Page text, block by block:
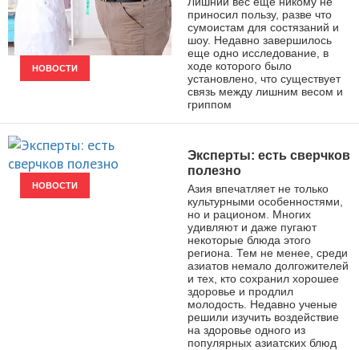
НОВОСТИ
приносил пользу, разве что
сумоистам для состязаний и
шоу. Недавно завершилось
еще одно исследование, в
ходе которого было
установлено, что существует
связь между лишним весом и
гриппом
НОВОСТИ
Эксперты: есть сверчков
полезно
Азия впечатляет не только
культурными особенностями,
но и рационом. Многих
удивляют и даже пугают
некоторые блюда этого
региона. Тем не менее, среди
азиатов немало долгожителей
и тех, кто сохранил хорошее
здоровье и продлил
молодость. Недавно ученые
решили изучить воздействие
на здоровье одного из
популярных азиатских блюд